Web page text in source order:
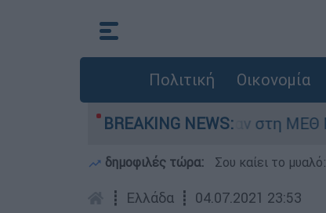
Πολιτική Οικονομία
BREAKING NEWS:
ημερών - Νοσηλευόταν στη ΜΕΘ Νεογνών
δημοφιλές τώρα: Σου καίει το
┋ Ελλάδα ┋ 04.07.2021 23:53